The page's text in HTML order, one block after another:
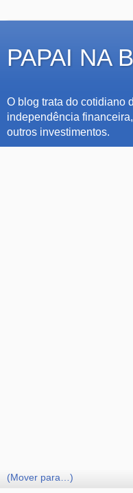
PAPAI NA
O blog trata do cotidiano
independência
outros investimentos.